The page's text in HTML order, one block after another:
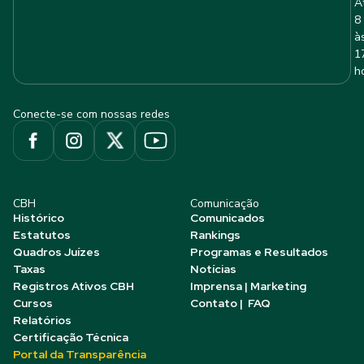
8
Conecte-se com nossas redes
CBH
Histórico
Estatutos
Quadros Juízes
Taxas
Registros Ativos CBH
Cursos
Relatórios
Certificação Técnica
Portal da Transparência
Comunicação
Comunicados
Rankings
Programas e Resultados
Notícias
Imprensa | Marketing
Contato | FAQ